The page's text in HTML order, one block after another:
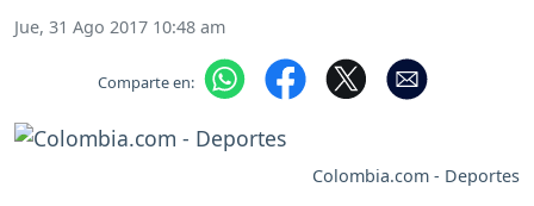
Jue, 31 Ago 2017 10:48 am
Comparte en:
Colombia.com - Deportes